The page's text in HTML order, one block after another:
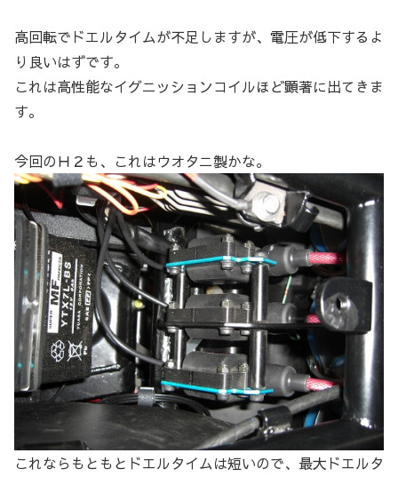
高回転でドエルタイムが不足しますが、電圧が低下するよ
り良いはずです。
これは高性能なイグニッションコイルほど顕著に出てきま
す。
今回のＨ２も、これはウオタニ製かな。
これならもともとドエルタイムは短いので、最大ドエルタ